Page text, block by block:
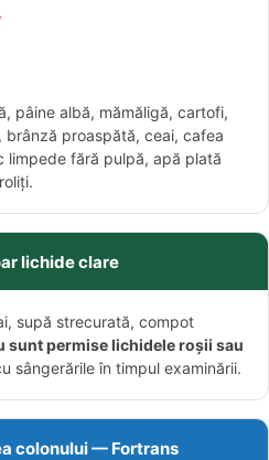
pâine albă, mămăligă, cartofi,
proaspătă, ceai, cafea
limpede fără pulpă, apă plată
lichide clare
supă strecurată, compot
sunt permise lichidele roșii sau
sângerările în timpul examinării.
colonului — Fortrans